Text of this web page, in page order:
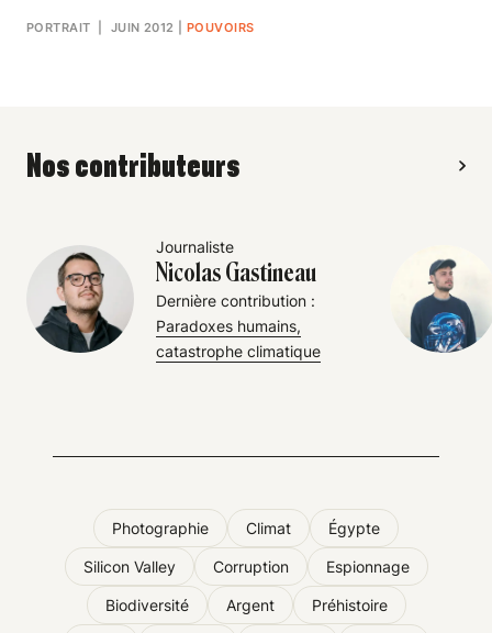
PORTRAIT | JUIN 2012 |POUVOIRS
Nos contributeurs
Journaliste
Nicolas Gastineau
Dernière contribution :
Paradoxes humains,
catastrophe climatique
Photographie Climat Égypte
Silicon Valley Corruption Espionnage
Biodiversité Argent Préhistoire